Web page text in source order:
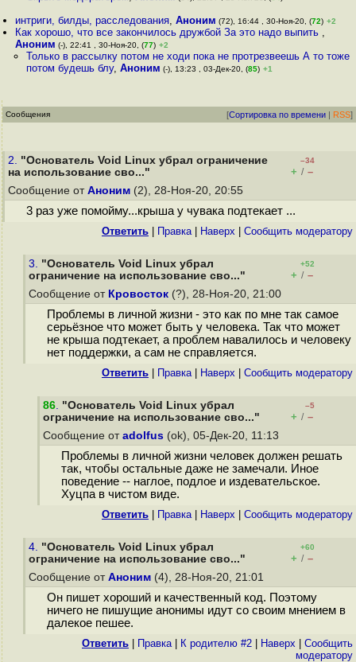
интриги, билды, расследования,Аноним (72), 16:44 , 30-Ноя-20, (72) +2
Как хорошо, что все закончилось дружбой За это надо выпить ,
Аноним (-), 22:41 , 30-Ноя-20, (77) +2
Только в рассылку потом не ходи пока не протрезвеешь А то тоже
потом будешь блу, Аноним (-), 13:23 , 03-Дек-20, (85) +1
Сообщения [Сортировка по времени | RSS]
2. "Основатель Void Linux убрал ограничение
на использование сво..."
–34
+ / –
Сообщение от Аноним (2), 28-Ноя-20, 20:55
3 раз уже помойму...крыша у чувака подтекает ...
Ответить Правка| Наверх Cообщить модератору
3. "Основатель Void Linux убрал
ограничение на использование сво..."
+52
+ / –
Сообщение от Кровосток (?), 28-Ноя-20, 21:00
Проблемы в личной жизни - это как по мне так самое
серьёзное что может быть у человека. Так что может
не крыша подтекает, а проблем навалилось и человеку
нет поддержки, а сам не справляется.
Ответить Правка| Наверх Cообщить модератору
86. "Основатель Void Linux убрал
ограничение на использование сво..."
–5
+ / –
Сообщение от adolfus (ok), 05-Дек-20, 11:13
Проблемы в личной жизни человек должен решать
так, чтобы остальные даже не замечали. Иное
поведение -- наглое, подлое и издевательское.
Хуцпа в чистом виде.
Ответить Правка| Наверх Cообщить модератору
4. "Основатель Void Linux убрал
ограничение на использование сво..."
+60
+ / –
Сообщение от Аноним (4), 28-Ноя-20, 21:01
Он пишет хороший и качественный код. Поэтому
ничего не пишущие анонимы идут со своим мнением в
далекое пешее.
Ответить Правка| К родителю #2 Наверх
Cообщить
модератору